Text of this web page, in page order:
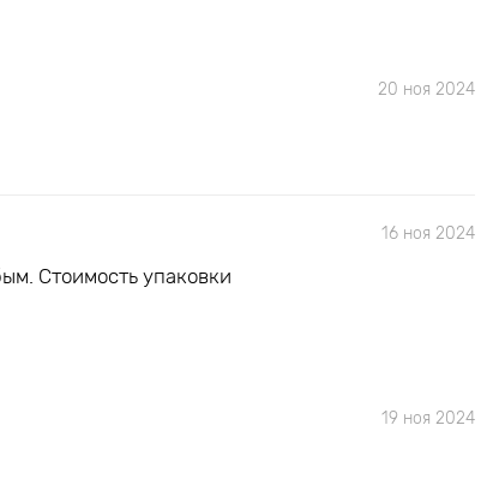
20 ноя 2024
16 ноя 2024
Стоимость упаковки
19 ноя 2024